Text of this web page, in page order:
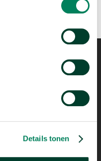
Details tonen